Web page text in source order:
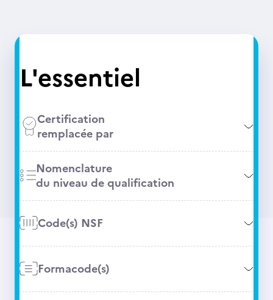
L'essentiel
Certification
remplacée par
Nomenclature
du niveau de qualification
Code(s) NSF
Formacode(s)